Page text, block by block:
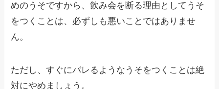
めのうそですから、飲み会を断る理由としてうそ
をつくことは、必ずしも悪いことではありませ
ん。
ただし、すぐにバレるようなうそをつくこと は絶
対にやめましょう。